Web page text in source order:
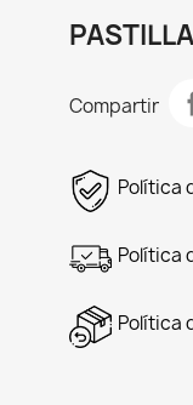
Compartir
Política
Política
Política